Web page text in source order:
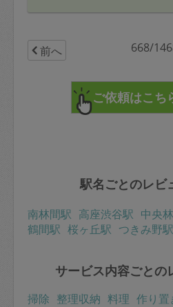
前へ 668/
駅名ごとのレビ
南林間駅 高座渋谷駅 中央
鶴間駅 桜ヶ丘駅 つきみ野駅
サービス内容ごとの
掃除 整理収納 料理 作り置